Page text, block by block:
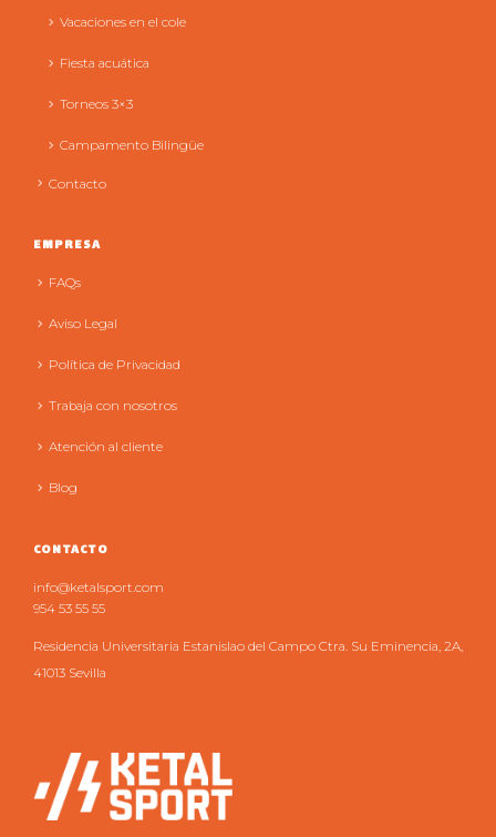
Vacaciones en el cole
Fiesta acuática
Torneos 3×3
Campamento Bilingüe
Contacto
EMPRESA
FAQs
Aviso Legal
Política de Privacidad
Trabaja con nosotros
Atención al cliente
Blog
CONTACTO
info@ketalsport.com
954 53 55 55
Residencia Universitaria Estanislao del Campo Ctra. Su Eminencia, 2A,
41013 Sevilla